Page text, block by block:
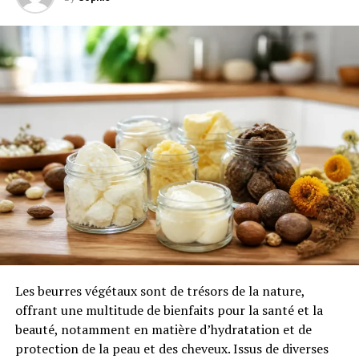
3.
Les effets secondaires possibles de la
réflexologie plantaire
3.1.Courbatures et réactions
passagères (et pourquoi c’est normal)
3.2.Effets plus rares (mais à
surveiller)
3.3.Exception : quand arrêter tout de
suite
4.Comment bien choisir sa séance de
réflexologie plantaire : les précautions à
connaître
4.1. Un praticien formé, sinon rien !
4.2.Informer et échanger sur votre
état de santé
Les beurres végétaux sont de trésors de la nature,
offrant une multitude de bienfaits pour la santé et la
beauté, notamment en matière d’hydratation et de
protection de la peau et des cheveux. Issus de diverses